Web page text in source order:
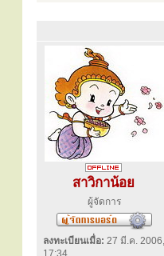
สาวิกาน้อย
ผู้จัดการ
ลงทะเบียนเมื่อ: 27 มี.ค. 2006,
17:34